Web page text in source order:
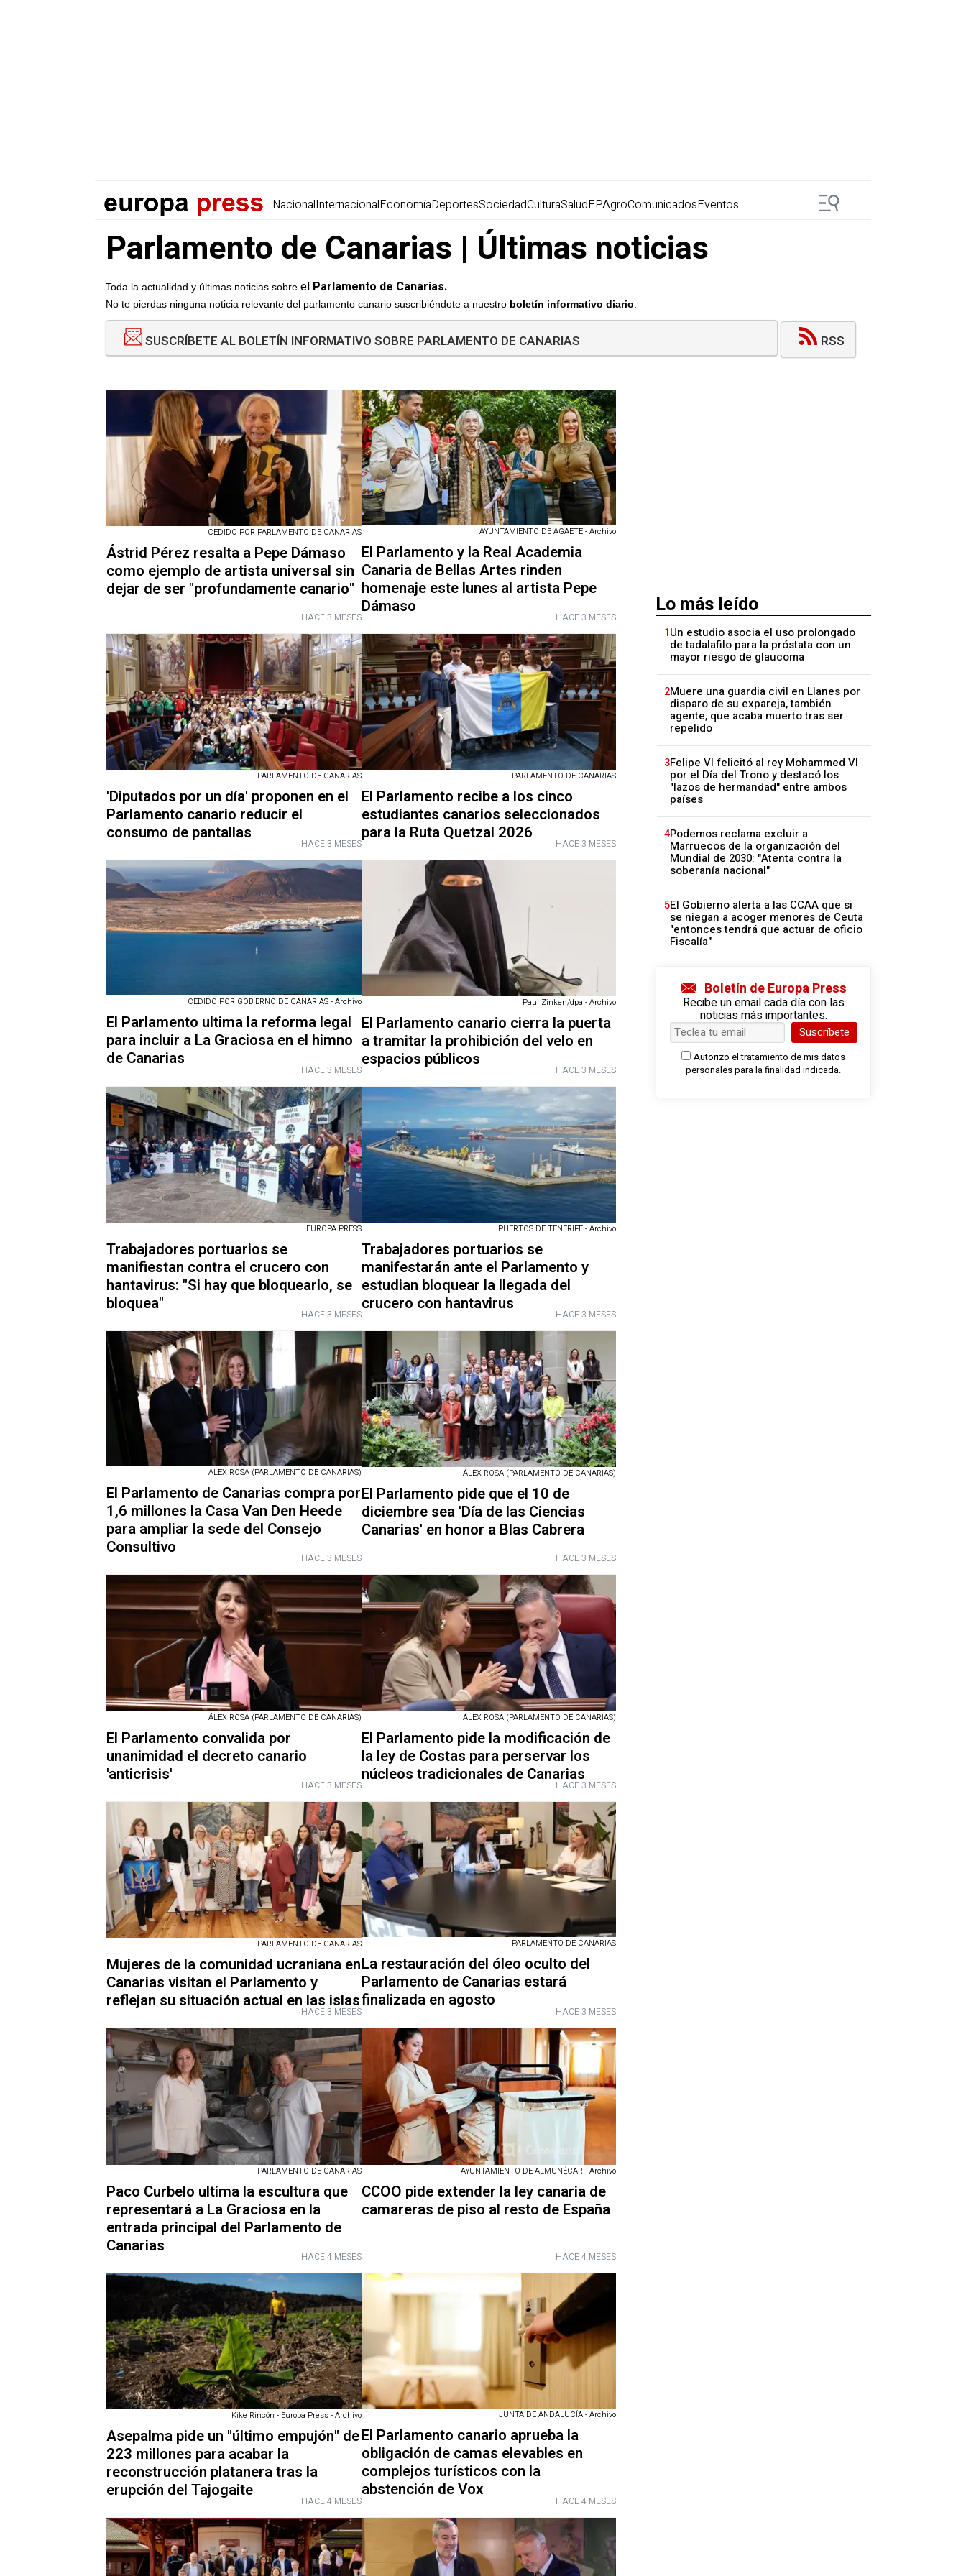
NacionalInternacionalEconomíaDeportesSociedadCulturaSaludEPAgroComunicadosEventos
Parlamento de Canarias | Últimas noticias
Toda la actualidad y últimas noticias sobre el Parlamento de Canarias.
No te pierdas ninguna noticia relevante del parlamento canario suscribiéndote a nuestro boletín informativo diario
SUSCRÍBETE AL BOLETÍN INFORMATIVO SOBRE PARLAMENTO DE CANARIAS RSS
CEDIDO POR PARLAMENTO DE CANARIAS
Ástrid Pérez resalta a Pepe Dámaso
como ejemplo de artista universal sin
dejar de ser "profundamente canario"
HACE 3 MESES
AYUNTAMIENTO DE AGAETE - Archivo
El Parlamento y la Real Academia
Canaria de Bellas Artes rinden
homenaje este lunes al artista Pepe
Dámaso
HACE 3 MESES
PARLAMENTO DE CANARIAS
'Diputados por un día' proponen en el
Parlamento canario reducir el
consumo de pantallas
HACE 3 MESES
PARLAMENTO DE CANARIAS
El Parlamento recibe a los cinco
estudiantes canarios seleccionados
para la Ruta Quetzal 2026
HACE 3 MESES
CEDIDO POR GOBIERNO DE CANARIAS - Archivo
El Parlamento ultima la reforma legal
para incluir a La Graciosa en el himno
de Canarias
HACE 3 MESES
Paul Zinken/dpa - Archivo
El Parlamento canario cierra la puerta
a tramitar la prohibición del velo en
espacios públicos
HACE 3 MESES
EUROPA PRESS
Trabajadores portuarios se
manifiestan contra el crucero con
hantavirus: "Si hay que bloquearlo, se
bloquea"
HACE 3 MESES
PUERTOS DE TENERIFE - Archivo
Trabajadores portuarios se
manifestarán ante el Parlamento y
estudian bloquear la llegada del
crucero con hantavirus
HACE 3 MESES
ÁLEX ROSA (PARLAMENTO DE CANARIAS)
El Parlamento de Canarias compra por
1,6 millones la Casa Van Den Heede
para ampliar la sede del Consejo
Consultivo
HACE 3 MESES
ÁLEX ROSA (PARLAMENTO DE CANARIAS)
El Parlamento pide que el 10 de
diciembre sea 'Día de las Ciencias
Canarias' en honor a Blas Cabrera
HACE 3 MESES
ÁLEX ROSA (PARLAMENTO DE CANARIAS)
El Parlamento convalida por
unanimidad el decreto canario
'anticrisis'
HACE 3 MESES
ÁLEX ROSA (PARLAMENTO DE CANARIAS)
El Parlamento pide la modificación de
la ley de Costas para perservar los
núcleos tradicionales de CanariasHACE 3 MESES
PARLAMENTO DE CANARIAS
Mujeres de la comunidad ucraniana en
Canarias visitan el Parlamento y
reflejan su situación actual en las islas
HACE 3 MESES
PARLAMENTO DE CANARIAS
La restauración del óleo oculto del
Parlamento de Canarias estará
finalizada en agosto
HACE 3 MESES
PARLAMENTO DE CANARIAS
Paco Curbelo ultima la escultura que
representará a La Graciosa en la
entrada principal del Parlamento de
Canarias
HACE 4 MESES
AYUNTAMIENTO DE ALMUNÉCAR - Archivo
CCOO pide extender la ley canaria de
camareras de piso al resto de España
HACE 4 MESES
Kike Rincón - Europa Press - Archivo
Asepalma pide un "último empujón" de
223 millones para acabar la
reconstrucción platanera tras la
erupción del Tajogaite
HACE 4 MESES
JUNTA DE ANDALUCÍA - Archivo
El Parlamento canario aprueba la
obligación de camas elevables en
complejos turísticos con la
abstención de Vox
HACE 4 MESES
Lo más leído
1Un estudio asocia el uso prolongado
de tadalafilo para la próstata con un
mayor riesgo de glaucoma
2Muere una guardia civil en Llanes por
disparo de su expareja, también
agente, que acaba muerto tras ser
repelido
3Felipe VI felicitó al rey Mohammed VI
por el Día del Trono y destacó los
"lazos de hermandad" entre ambos
países
4Podemos reclama excluir a
Marruecos de la organización del
Mundial de 2030: "Atenta contra la
soberanía nacional"
5El Gobierno alerta a las CCAA que si
se niegan a acoger menores de Ceuta
"entonces tendrá que actuar de oficio
Fiscalía"
Boletín de Europa Press
Recibe un email cada día con las
noticias más importantes.
Suscríbete
Autorizo el tratamiento de mis datos
personales para la finalidad indicada.